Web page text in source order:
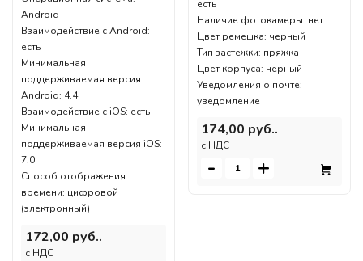
Android
Взаимодействие с Android:
есть
Минимальная
поддерживаемая версия
Android: 4.4
Взаимодействие с iOS: есть
Минимальная
поддерживаемая версия iOS:
7.0
Способ отображения
времени: цифровой
(электронный)
172,00 руб..
c НДС
есть
Наличие фотокамеры: нет
Цвет ремешка: черный
Тип застежки: пряжка
Цвет корпуса: черный
Уведомления о почте:
уведомление
174,00 руб..
c НДС
- +